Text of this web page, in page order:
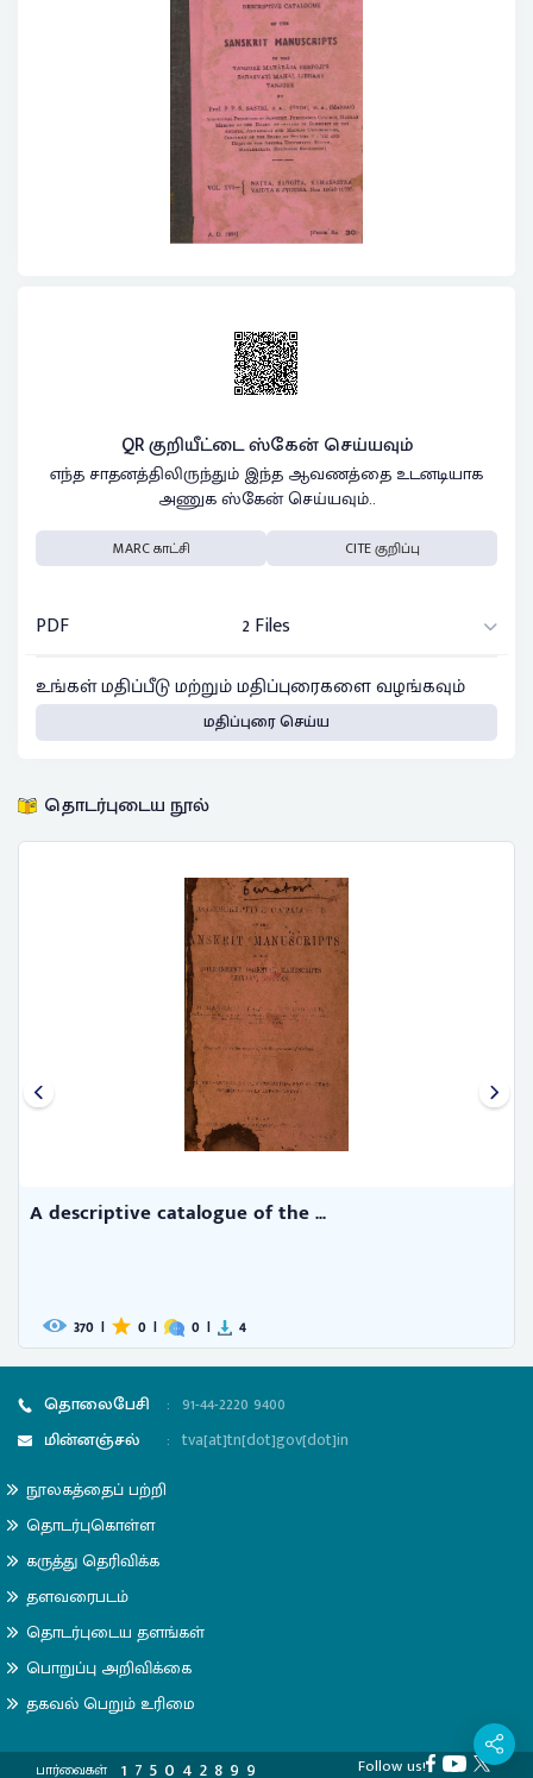
QR குறியீட்டை ஸ்கேன் செய்யவும்
எந்த சாதனத்திலிருந்தும் இந்த ஆவணத்தை உடனடியாக
அணுக ஸ்கேன் செய்யவும்..
MARC காட்சி CITE குறிப்பு
PDF
2 Files
உங்கள் மதிப்பீடு மற்றும் மதிப்புரைகளை வழங்கவும்
மதிப்புரை செய்ய
தொடர்புடைய நூல்
A descriptive catalogue of the ...
339 0 0 4
தொலைபேசி : 91-44-2220 9400
மின்னஞ்சல்
: tva[at]tn[dot]gov[dot]in
நூலகத்தைப் பற்றி
தொடர்புகொள்ள
கருத்து தெரிவிக்க
தளவரைபடம்
தொடர்புடைய தளங்கள்
பொறுப்பு அறிவிக்கை
தகவல் பெறும் உரிமை
பார்வைகள் 1 7 5 0 4 2 8 9 9 Follow us!